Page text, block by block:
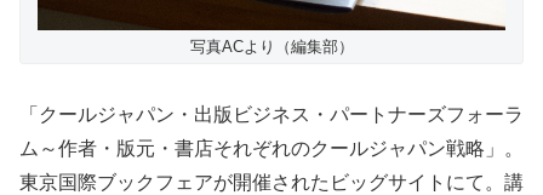
写真ACより（編集部）
「クールジャパン・出版ビジネス・パートナーズフォーラ
ム～作者・版元・書店それぞれのクールジャパン戦略」。
東京国際ブックフェアが開催されたビッグサイトにて。講